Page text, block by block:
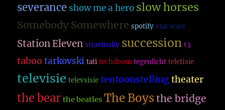
severance show me a hero slow horses
Somebody Somewhere spotify star wars
Station Eleven stravinsky succession t3
taboo tarkovski tati techdoom tegenlicht telefisie
televisie televsisie tentoonstelling theater
the bear the beatles The Boysthe bridge